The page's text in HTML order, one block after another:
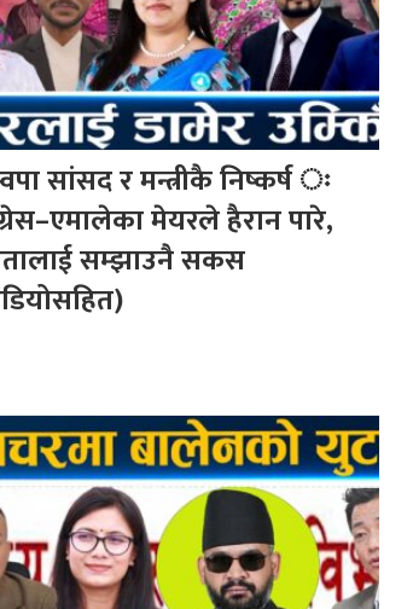
सांसद र मन्त्रीकै निष्कर्ष ः
मेयरले हैरान पारे,
सम्झाउनै सकस